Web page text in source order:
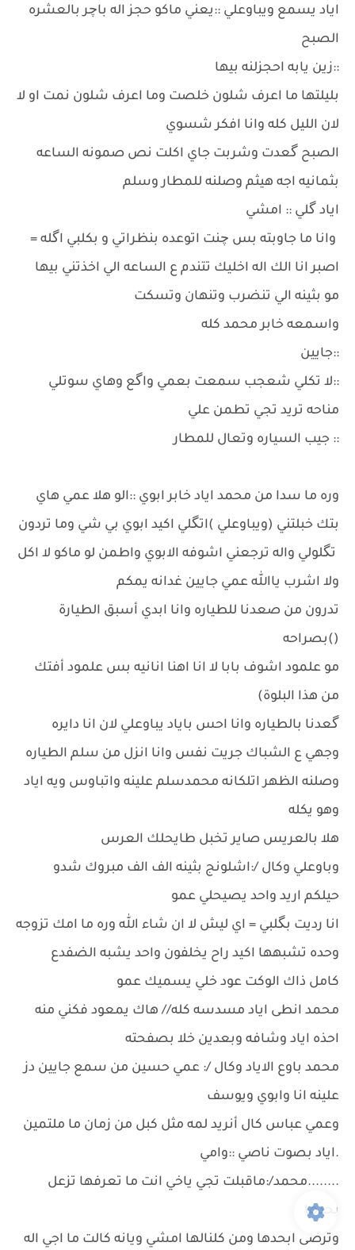
اياد يسمع ويباوعلي ::يعني ماكو حجز اله باچر بالعشره
الصبح
::زين يابه احجزلنه بيها
بليلتها ما اعرف شلون خلصت وما اعرف شلون نمت او لا
لان الليل كله وانا افكر شسوي
الصبح گعدت وشربت جاي اكلت نص صمونه الساعه
بثمانيه اجه هيثم وصلنه للمطار وسلم
اياد گلي :: امشي
وانا ما جاوبته بس چنت اتوعده بنظراتي و بكلبي اگله =
اصبر انا الك اله اخليك تتندم ع الساعه الي اخذتني بيها
مو بثينه الي تنضرب وتنهان وتسكت
واسمعه خابر محمد كله
::جايين
::لا تكلي شعجب سمعت بعمي واگع وهاي سوتلي
مناحه تريد تجي تطمن علي
:: جيب السياره وتعال للمطار
وره ما سدا من محمد اياد خابر ابوي ::الو هلا عمي هاي
بتك خبلتني (ويباوعلي )اتگلي اكيد ابوي بي شي وما تردون
تگلولي واله ترجعني اشوفه الابوي واطمن لو ماكو لا اكل
ولا اشرب ياالله عمي جايين غدانه يمكم
تدرون من صعدنا للطياره وانا ابدي أسبق الطيارة
()بصراحه
مو علمود اشوف بابا لا انا اهنا انانيه بس علمود أفتك
من هذا البلوة)
گعدنا بالطياره وانا احس باياد يباوعلي لان انا دايره
وجهي ع الشباك جريت نفس وانا انزل من سلم الطياره
وصلنه الظهر اتلكانه محمدسلم علينه واتباوس ويه اياد
وهو يكله
هلا بالعريس صاير تخبل طايحلك العرس
وباوعلي وكال /:اشلونج بثينه الف الف مبروك شدو
حيلكم اريد واحد يصيحلي عمو
انا رديت بگلبي = اي ليش لا ان شاء الله وره ما امك تزوجه
وحده تشبهها اكيد راح يخلفون واحد يشبه الضفدع
كامل ذاك الوكت عود خلي يسميك عمو
محمد انطى اياد مسدسه كله// هاك يمعود فكني منه
احذه اياد وشافه وبعدين خلا بصفحته
محمد باوع الاياد وكال /: عمي حسين من سمع جايين دز
علينه انا وابوي ويوسف
وعمي عباس كال أنريد لمه مثل كبل من زمان ما ملتمين
.اياد بصوت ناصي ::وامي
........محمد/:ماقبلت تجي ياخي انت ما تعرفها تزعل
بحدها
وترضى ابحدها ومن كلنالها امشي ويانه كالت ما اجي اله